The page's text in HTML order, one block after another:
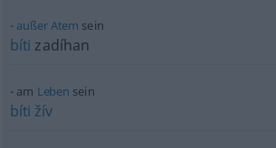
außerAtem sein
bíti zadíhan
am Leben sein
bíti žív